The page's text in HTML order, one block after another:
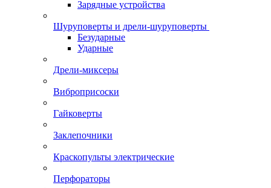
Зарядные устройства
Шуруповерты и дрели-шуруповерты
Безударные
Ударные
Дрели-миксеры
Виброприсоски
Гайковерты
Заклепочники
Краскопульты электрические
Перфораторы